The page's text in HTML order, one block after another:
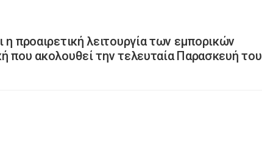
η προαιρετική λειτουργία των εμπορικών
που ακολουθεί την τελευταία Παρασκευή του